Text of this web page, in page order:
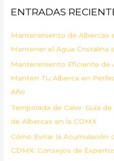
r
o
r
:
ENTRADAS
Mantenimiento de Albercas
Mantener el Agua Cristalina
Mantenimiento Eficiente de
Mantén Tu Alberca en
Año
Temporada de Calor: Guía
de Albercas en la CDMX
Cómo Evitar la Acumulación
CDMX: Consejos de